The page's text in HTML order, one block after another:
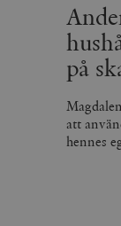
på
att
hennes